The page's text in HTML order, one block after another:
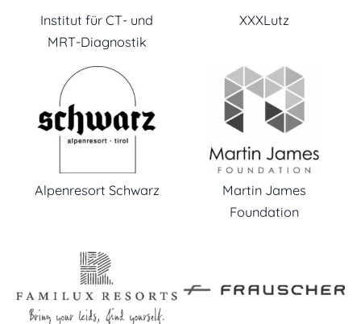
Institut für CT- und
MRT-Diagnostik
XXXLutz
Alpenresort Schwarz
Martin James
Foundation